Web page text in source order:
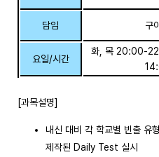
담임 구
요일/시간
화, 목 20:00-
[과목설명]
내신 대비 각 학교별 빈출 유
제작된 Daily Test 실시